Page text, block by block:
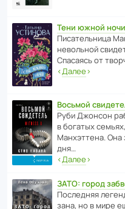
Тени южной ночи
Писа­тель­ница
невольной
Спасаясь от
‹Далее›
Восьмой
Руби Джонсон
в богатых
Манх­эт­тена. Она
дня…
‹Далее›
ЗАТО: город
После­дняя
зана, но в мире